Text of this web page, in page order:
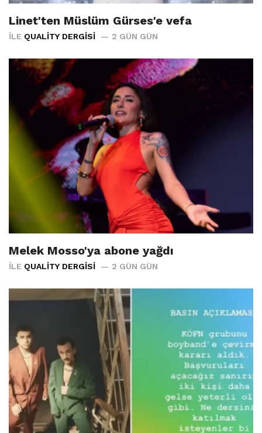
Linet'ten Müslüm Gürses'e vefa
İLE QUALITY DERGISI 2 GÜN GÜN
Melek Mosso'ya abone yağdı
İLE QUALITY DERGISI 2 GÜN GÜN